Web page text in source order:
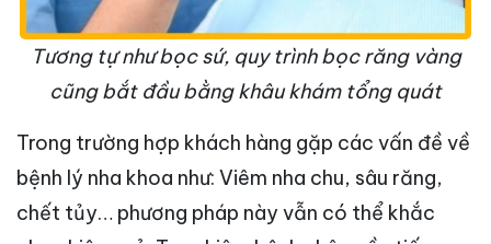
Tương tự như bọc sứ, quy trình bọc răng vàng
cũng bắt đầu bằng khâu khám tổng quát
Trong trường hợp khách hàng gặp các vấn đề về
bệnh lý nha khoa như: Viêm nha chu, sâu răng,
chết tủy… phương pháp này vẫn có thể khắc